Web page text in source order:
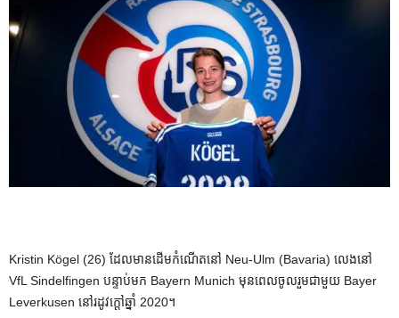
Kristin Kögel (26) ដែលមានដើមកំណើតនៅ Neu-Ulm (Bavaria) លេងនៅ
VfL Sindelfingen បន្ទាប់មក Bayern Munich មុនពេលចូលរួមជាមួយ Bayer
Leverkusen នៅរដូវក្តៅឆ្នាំ 2020។